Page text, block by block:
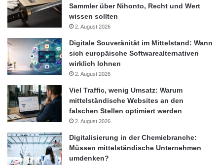
Sammler über Nihonto, Recht und Wert
wissen sollten
2. August 2026
Digitale Souveränität im Mittelstand: Wann
sich europäische Softwarealternativen
wirklich lohnen
2. August 2026
Viel Traffic, wenig Umsatz: Warum
mittelständische Websites an den
falschen Stellen optimiert werden
2. August 2026
Digitalisierung in der Chemiebranche:
Müssen mittelständische Unternehmen
umdenken?